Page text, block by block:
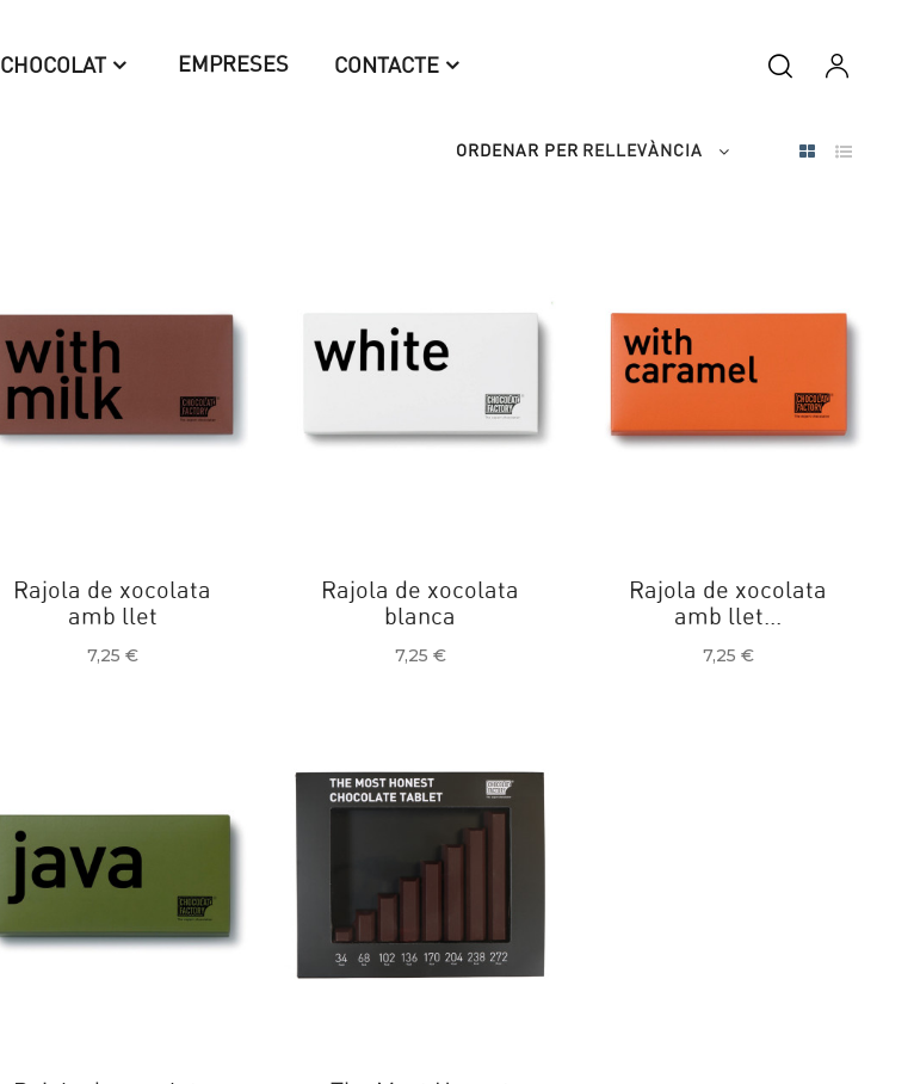
CHOCOLAT EMPRESES CONTACTE
ORDENAR PER RELLEVÀNCIA
Rajola de xocolata
amb llet
Preu
7,25 €
Rajola de xocolata
blanca
Preu
7,25 €
Rajola de xocolata
amb llet...
Preu
7,25 €